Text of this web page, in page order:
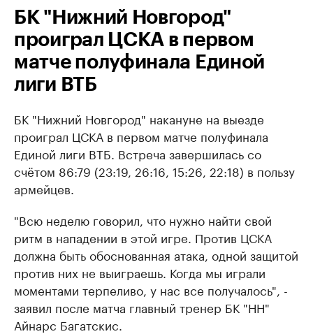
БК "Нижний Новгород"
проиграл ЦСКА в первом
матче полуфинала Единой
лиги ВТБ
БК "Нижний Новгород" накануне на выезде
проиграл ЦСКА в первом матче полуфинала
Единой лиги ВТБ. Встреча завершилась со
счётом 86:79 (23:19, 26:16, 15:26, 22:18) в пользу
армейцев.
"Всю неделю говорил, что нужно найти свой
ритм в нападении в этой игре. Против ЦСКА
должна быть обоснованная атака, одной защитой
против них не выиграешь. Когда мы играли
моментами терпеливо, у нас все получалось", -
заявил после матча главный тренер БК "НН"
Айнарс Багатскис.